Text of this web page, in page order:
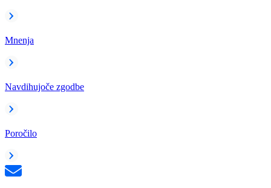
Mnenja
Navdihujoče zgodbe
Poročilo